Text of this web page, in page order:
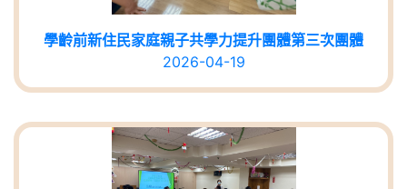
學齡前新住民家庭親子共學力提升團體第三次團體
2026-04-19